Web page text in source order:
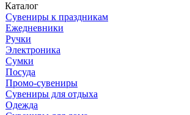
Каталог
Сувениры к праздникам
Ежедневники
Ручки
Электроника
Сумки
Посуда
Промо-сувениры
Сувениры для отдыха
Одежда